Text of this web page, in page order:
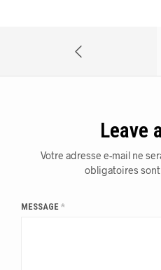
Leave
Votre adresse e-mail ne
obligatoires
MESSAGE *